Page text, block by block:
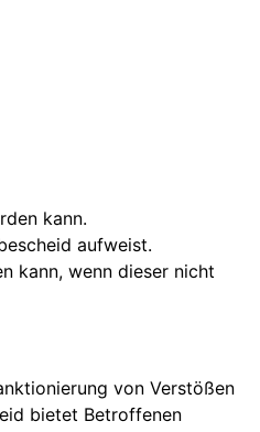
kann.
aufweist.
kann, wenn dieser nicht
von Verstößen
bietet Betroffenen